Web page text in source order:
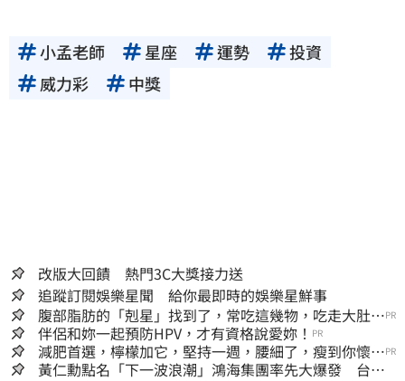
小孟老師 星座 運勢
投資
威力彩
中獎
改版大回饋 熱門3C大獎接力送
追蹤訂閱娛樂星聞 給你最即時的娛樂星鮮事
腹部脂肪的「剋星」找到了，常吃這幾物，吃走大肚
囊，瘦出小蠻腰
PR
伴侶和妳一起預防HPV，才有資格說愛妳！ PR
減肥首選，檸檬加它，堅持一週，腰細了，瘦到你懷疑
人生
PR
黃仁勳點名「下一波浪潮」鴻海集團率先大爆發 台股